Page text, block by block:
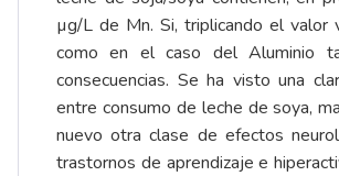
µg/L de Mn. Si, triplicando el valor
como en el caso del Aluminio
consecuencias. Se ha visto una
entre consumo de leche de soya,
nuevo otra clase de efectos
trastornos de aprendizaje e